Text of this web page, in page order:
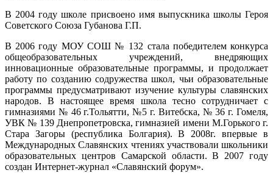
В 2004 году школе присвоено имя выпускника школы Героя
Советского Союза Губанова Г.П.
В 2006 году МОУ СОШ № 132 стала победителем конкурса
общеобразовательных учреждений, внедряющих
инновационные образовательные программы, и продолжает
работу по созданию содружества школ, чьи образовательные
программы предусматривают изучение культуры славянских
народов. В настоящее время школа тесно сотрудничает с
гимназиями № 46 г.Тольятти, №5 г. Витебска, № 36 г. Гомеля,
УВК № 139 Днепропетровска, гимназией имени М.Горького г.
Стара Загоры (республика Болгария). В 2008г. впервые в
Международных Славянских чтениях участвовали школьники
образовательных центров Самарской области. В 2007 году
создан Интернет-журнал «Славянский форум».